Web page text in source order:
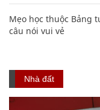
Mẹo học thuộc Bảng
câu nói vui vẻ
Nhà đất